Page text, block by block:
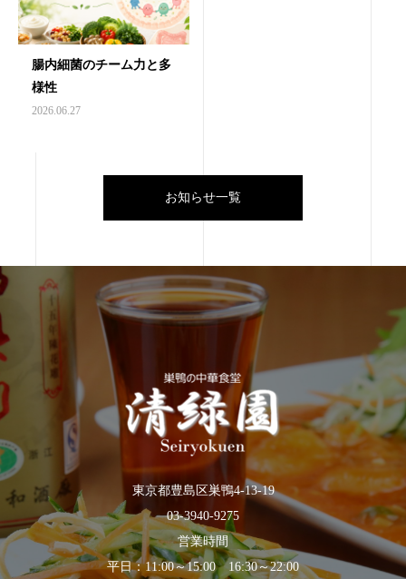
腸内細菌のチーム力と多
様性
2026.06.27
お知らせ一覧
東京都豊島区巣鴨4-13-19
03-3940-9275
営業時間
平日：11:00～15:00 16:30～22:00